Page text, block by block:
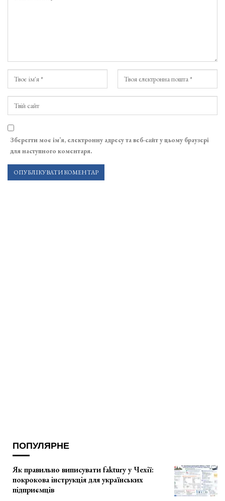
Зберегти моє ім’я, електронну адресу та веб-сайт у цьому браузері
для наступного коментаря.
ПОПУЛЯРНЕ
Як правильно виписувати faktury у Чехії:
покрокова інструкція для українських
підприємців